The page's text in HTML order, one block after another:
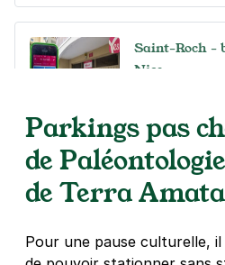
Saint-Roch -
Nice
4,5(18 avis)
23 €
/jour,93 €/semaine(tarifs
Réserver
Parkings pas
de
de Terra Amata
Pour une pause culturelle,